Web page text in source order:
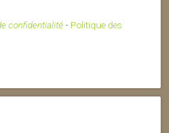
confidentialité- Politique des